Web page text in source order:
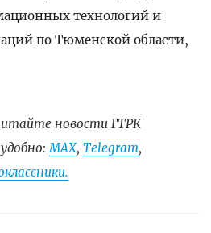
технологий и
по Тюменской области,
новости ГТРК
МАХ, Telegram,